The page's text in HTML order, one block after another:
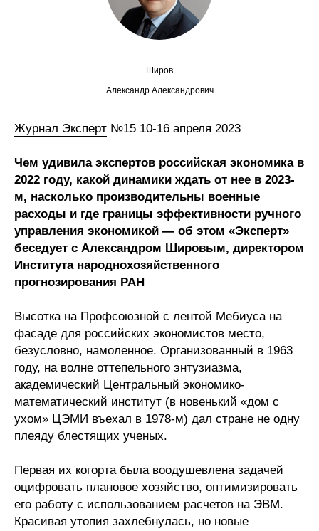
Отчетность
Материалы для СМИ
Публикации
Научная жизнь
Проблемы прогнозирования
О журнале
Номера журналов
Редакционная этика
Информация для авторов
Общие требования
Стандарты оформления
О журнале
Выпуски
Широв
Александр Александрович
Журнал Эксперт №15 10-16 апреля 2023
Чем удивила экспертов российская экономика в
2022 году, какой динамики ждать от нее в 2023-
м, насколько производительны военные
расходы и где границы эффективности ручного
управления экономикой — об этом «Эксперт»
беседует с Александром Шировым, директором
Института народнохозяйственного
прогнозирования РАН
Высотка на Профсоюзной с лентой Мебиуса на
фасаде для российских экономистов место,
безусловно, намоленное. Организованный в 1963
году, на волне оттепельного энтузиазма,
академический Центральный экономико-
математический институт (в новенький «дом с
ухом» ЦЭМИ въехал в 1978-м) дал стране не одну
плеяду блестящих ученых.
Первая их когорта была воодушевлена задачей
оцифровать плановое хозяйство, оптимизировать
его работу с использованием расчетов на ЭВМ.
Красивая утопия захлебнулась, но новые